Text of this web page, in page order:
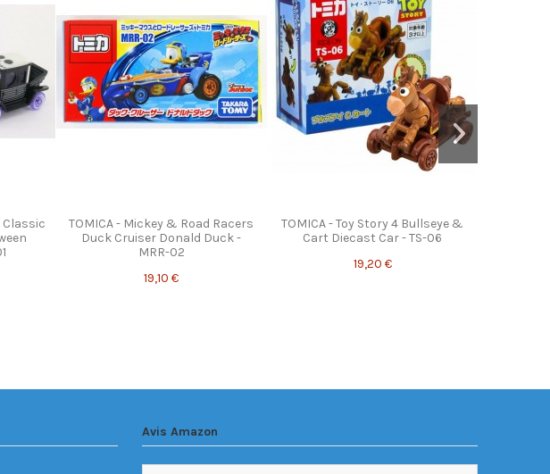
Classic
TOMICA - Mickey & Road Racers
Duck Cruiser Donald Duck -
MRR-02
19,10 €
TOMICA - Toy Story 4 Bullseye &
Cart Diecast Car - TS-06
19,20 €
Avis Amazon